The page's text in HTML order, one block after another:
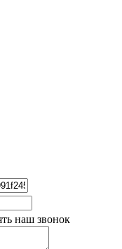
наш звонок